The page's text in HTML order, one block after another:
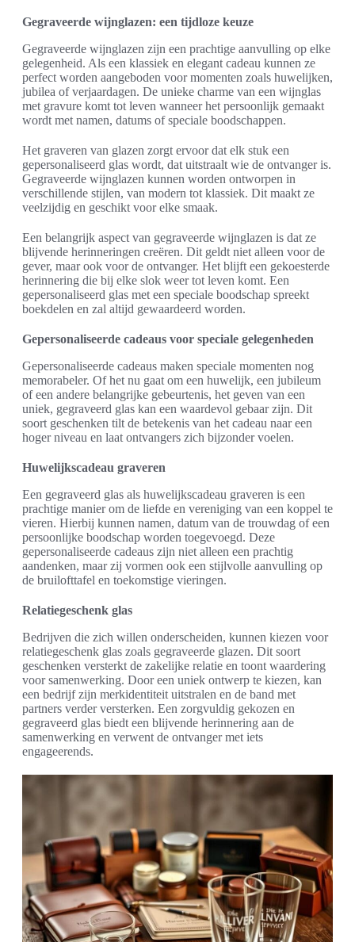
Gegraveerde wijnglazen: een tijdloze keuze
Gegraveerde wijnglazen zijn een prachtige aanvulling op elke
gelegenheid. Als een klassiek en elegant cadeau kunnen ze
perfect worden aangeboden voor momenten zoals huwelijken,
jubilea of verjaardagen. De unieke charme van een wijnglas
met gravure komt tot leven wanneer het persoonlijk gemaakt
wordt met namen, datums of speciale boodschappen.
Het graveren van glazen zorgt ervoor dat elk stuk een
gepersonaliseerd glas wordt, dat uitstraalt wie de ontvanger is.
Gegraveerde wijnglazen kunnen worden ontworpen in
verschillende stijlen, van modern tot klassiek. Dit maakt ze
veelzijdig en geschikt voor elke smaak.
Een belangrijk aspect van gegraveerde wijnglazen is dat ze
blijvende herinneringen creëren. Dit geldt niet alleen voor de
gever, maar ook voor de ontvanger. Het blijft een gekoesterde
herinnering die bij elke slok weer tot leven komt. Een
gepersonaliseerd glas met een speciale boodschap spreekt
boekdelen en zal altijd gewaardeerd worden.
Gepersonaliseerde cadeaus voor speciale gelegenheden
Gepersonaliseerde cadeaus maken speciale momenten nog
memorabeler. Of het nu gaat om een huwelijk, een jubileum
of een andere belangrijke gebeurtenis, het geven van een
uniek, gegraveerd glas kan een waardevol gebaar zijn. Dit
soort geschenken tilt de betekenis van het cadeau naar een
hoger niveau en laat ontvangers zich bijzonder voelen.
Huwelijkscadeau graveren
Een gegraveerd glas als huwelijkscadeau graveren is een
prachtige manier om de liefde en vereniging van een koppel te
vieren. Hierbij kunnen namen, datum van de trouwdag of een
persoonlijke boodschap worden toegevoegd. Deze
gepersonaliseerde cadeaus zijn niet alleen een prachtig
aandenken, maar zij vormen ook een stijlvolle aanvulling op
de bruilofttafel en toekomstige vieringen.
Relatiegeschenk glas
Bedrijven die zich willen onderscheiden, kunnen kiezen voor
relatiegeschenk glas zoals gegraveerde glazen. Dit soort
geschenken versterkt de zakelijke relatie en toont waardering
voor samenwerking. Door een uniek ontwerp te kiezen, kan
een bedrijf zijn merkidentiteit uitstralen en de band met
partners verder versterken. Een zorgvuldig gekozen en
gegraveerd glas biedt een blijvende herinnering aan de
samenwerking en verwent de ontvanger met iets
engageerends.